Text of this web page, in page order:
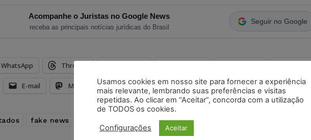
Acompanhe o Juristas no Google News
receba as principais notícias jurídicas do Brasil
Seguir no Google
WhatsApp Threads
E-mail Mastodon LinkedIn
fake news redes sociais
Usamos cookies em nosso site para fornecer a experiência
mais relevante, lembrando suas preferências e visitas
repetidas. Ao clicar em “Aceitar”, concorda com a utilização
de TODOS os cookies.
Configurações Aceitar